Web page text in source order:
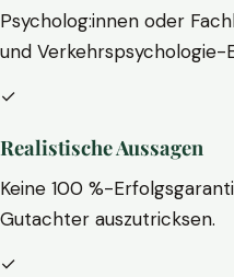
Psycholog:innen oder
und Verkehrspsychologie-
✓
Realistische Aussagen
Keine 100 %-
Gutachter auszutricksen.
✓